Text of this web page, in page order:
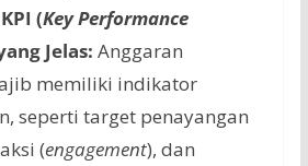
(Key Performance
Jelas: Anggaran
memiliki indikator
seperti target penayangan
(engagement), dan